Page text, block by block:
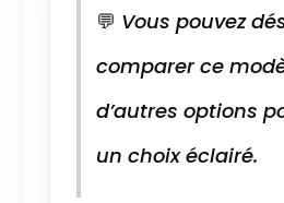
💬 Vous pouvez
comparer ce
d’autres options
un choix éclairé.